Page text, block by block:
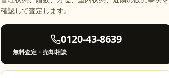
確認して査定します。
0120-43-8639
無料査定・売却相談